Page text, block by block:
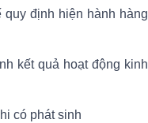
định hiện hành hàng
kết quả hoạt động kinh
có phát sinh